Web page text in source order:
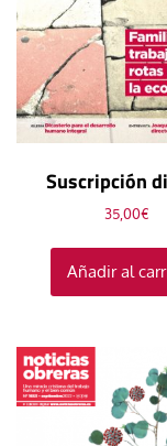
Suscripción
35,00€
Añadir al